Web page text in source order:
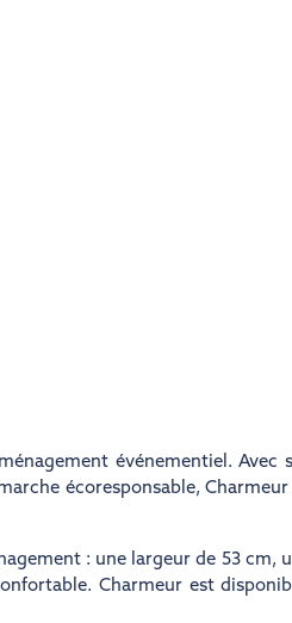
événementiel. Avec
écoresponsable,
: une largeur de 53 cm,
Charmeur est